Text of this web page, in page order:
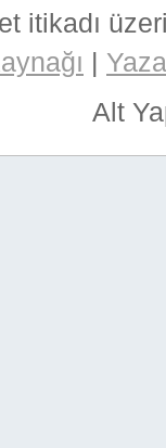
itikadı
|
Alt